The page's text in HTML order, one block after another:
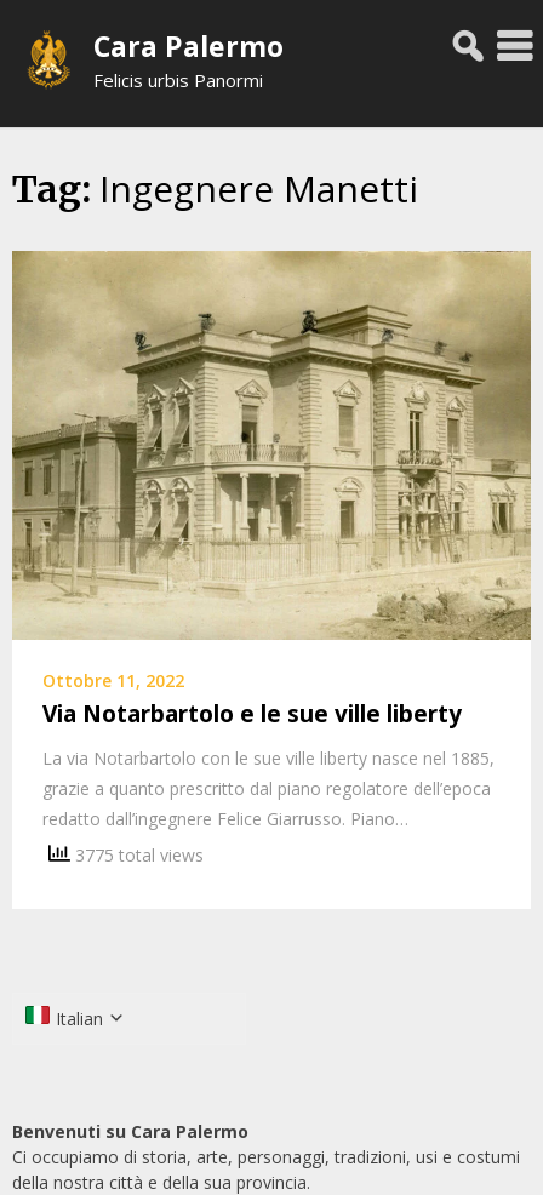
content
Cara Palermo
Felicis urbis Panormi
Tag: Ingegnere Manetti
Ottobre 11, 2022
Via Notarbartolo e le sue ville liberty
La via Notarbartolo con le sue ville liberty nasce nel 1885,
grazie a quanto prescritto dal piano regolatore dell’epoca
redatto dall’ingegnere Felice Giarrusso. Piano…
3775 total views
Italian
Benvenuti su Cara Palermo
Ci occupiamo di storia, arte, personaggi, tradizioni, usi e costumi
della nostra città e della sua provincia.